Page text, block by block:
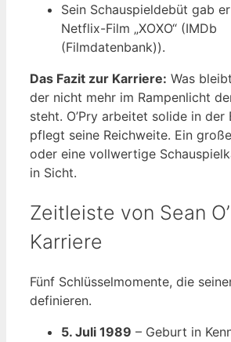
Sein Schauspieldebüt gab
Netflix-Film „XOXO“ (IMDb
(Filmdatenbank)).
Das Fazit zur Karriere: Was
der nicht mehr im Rampenlicht
steht. O’Pry arbeitet solide in der
pflegt seine Reichweite. Ein
oder eine vollwertige
in Sicht.
Zeitleiste von Sean
Karriere
Fünf Schlüsselmomente, die
definieren.
5. Juli 1989 – Geburt in